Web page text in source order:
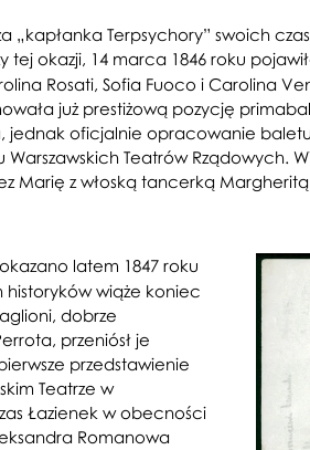
„kapłanka Terpsychory” swoich
tej okazji, 14 marca 1846 roku
Rosati, Sofia Fuoco i Carolina
już prestiżową pozycję
jednak oficjalnie opracowanie
Teatrów Rządowych.
Marię z włoską tancerką
latem 1847 roku
historyków wiąże koniec
dobrze
przeniósł je
przedstawienie
Teatrze w
Łazienek w obecności
Romanowa